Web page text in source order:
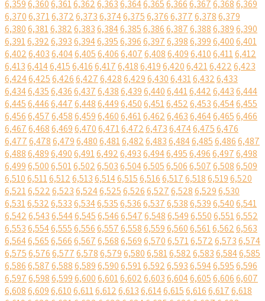
6,3596,3606,3616,3626,3636,3646,3656,3666,3676,3686,369
6,3706,3716,3726,3736,3746,3756,3766,3776,3786,379
6,3806,3816,3826,3836,3846,3856,3866,3876,3886,3896,390
6,3916,3926,3936,3946,3956,3966,3976,3986,3996,4006,401
6,4026,4036,4046,4056,4066,4076,4086,4096,4106,4116,412
6,4136,4146,4156,4166,4176,4186,4196,4206,4216,4226,423
6,4246,4256,4266,4276,4286,4296,4306,4316,4326,433
6,4346,4356,4366,4376,4386,4396,4406,4416,4426,4436,444
6,4456,4466,4476,4486,4496,4506,4516,4526,4536,4546,455
6,4566,4576,4586,4596,4606,4616,4626,4636,4646,4656,466
6,4676,4686,4696,4706,4716,4726,4736,4746,4756,476
6,4776,4786,4796,4806,4816,4826,4836,4846,4856,4866,487
6,4886,4896,4906,4916,4926,4936,4946,4956,4966,4976,498
6,4996,5006,5016,5026,5036,5046,5056,5066,5076,5086,509
6,5106,5116,5126,5136,5146,5156,5166,5176,5186,5196,520
6,5216,5226,5236,5246,5256,5266,5276,5286,5296,530
6,5316,5326,5336,5346,5356,5366,5376,5386,5396,5406,541
6,5426,5436,5446,5456,5466,5476,5486,5496,5506,5516,552
6,5536,5546,5556,5566,5576,5586,5596,5606,5616,5626,563
6,5646,5656,5666,5676,5686,5696,5706,5716,5726,5736,574
6,5756,5766,5776,5786,5796,5806,5816,5826,5836,5846,585
6,5866,5876,5886,5896,5906,5916,5926,5936,5946,5956,596
6,5976,5986,5996,6006,6016,6026,6036,6046,6056,6066,607
6,6086,6096,6106,6116,6126,6136,6146,6156,6166,6176,618